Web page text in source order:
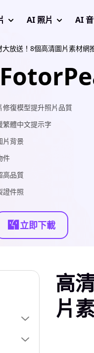
AI 照片 AI
大放送！8個高清圖片素材網
復模型提升照片品質
體中文提示字
片背景
件
高品質
證件照
立即下載
高
片